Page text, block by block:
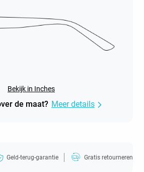
Bekijk in Inches
de maat? Meer details
Geld-terug-garantie Gratis retourneren